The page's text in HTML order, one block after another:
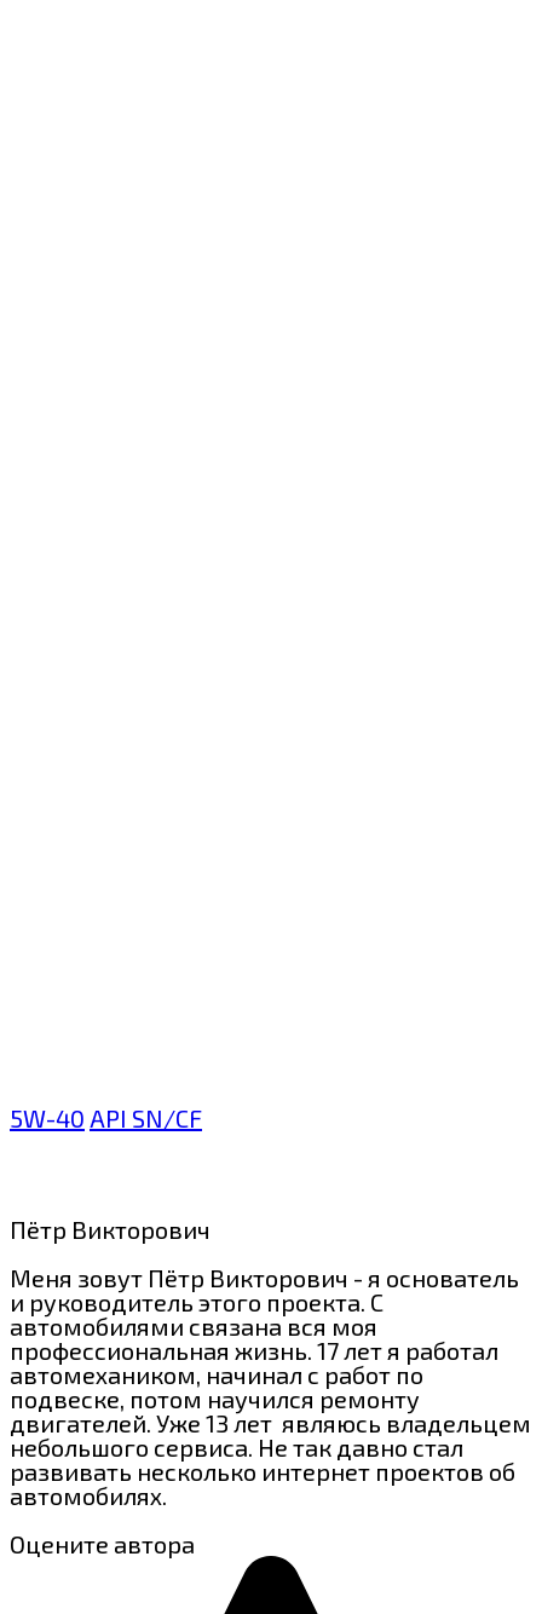
5W-40 API SN/CF
Пётр Викторович
Меня зовут Пётр Викторович - я основатель
и руководитель этого проекта. С
автомобилями связана вся моя
профессиональная жизнь. 17 лет я работал
автомехаником, начинал с работ по
подвеске, потом научился ремонту
двигателей. Уже 13 лет являюсь владельцем
небольшого сервиса. Не так давно стал
развивать несколько интернет проектов об
автомобилях.
Оцените автора